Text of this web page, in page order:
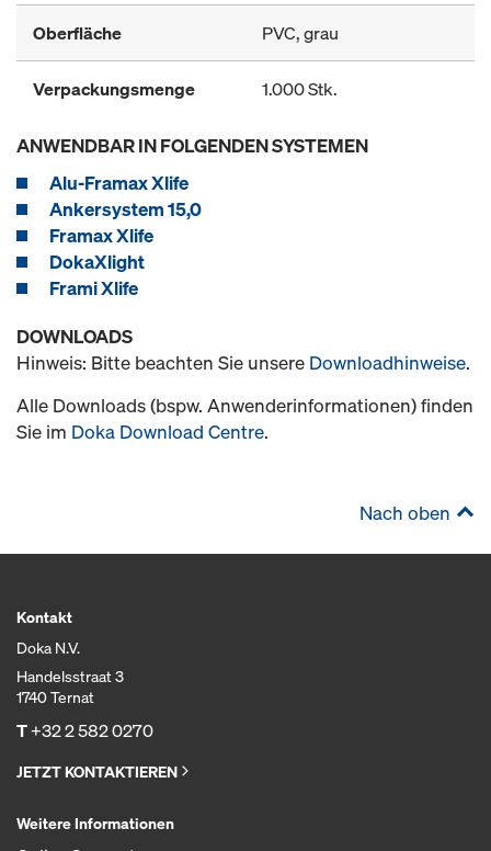
Oberfläche PVC, grau
Verpackungsmenge 1.000 Stk.
ANWENDBAR IN FOLGENDEN SYSTEMEN
Alu-Framax Xlife
Ankersystem 15,0
Framax Xlife
DokaXlight
Frami Xlife
DOWNLOADS
Hinweis: Bitte beachten Sie unsere Downloadhinweise.
Alle Downloads (bspw. Anwenderinformationen) finden
Sie im Doka Download Centre.
Nach oben
Kontakt
Doka N.V.
Handelsstraat 3
1740 Ternat
T+32 2 582 0270
JETZT KONTAKTIEREN
Weitere Informationen